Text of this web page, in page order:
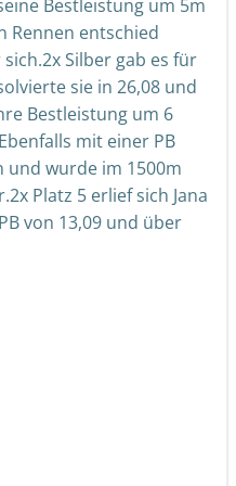
Bestleistung um 5m
Rennen entschied
Silber gab es für
sie in 26,08 und
Bestleistung um 6
mit einer PB
und wurde im 1500m
Platz 5 erlief sich Jana
von 13,09 und über